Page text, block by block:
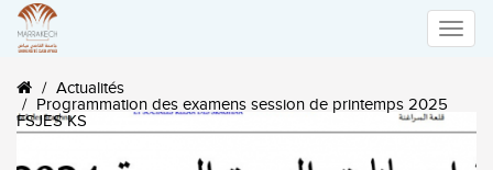
Toggle
Actualités
Programmation des examens session de printemps 2025
FSJES KS